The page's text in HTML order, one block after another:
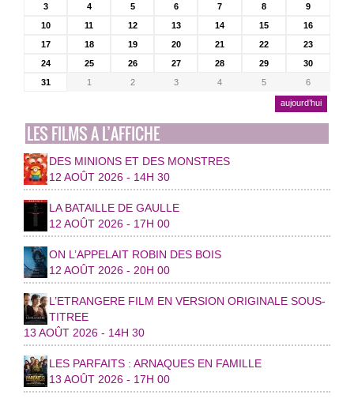
3
4 5 6 7 8
9
10
11 12 13 14 15
16
17
18 19 20 21 22
23
24
25 26 27 28 29
30
31
1 2 3 4 5 6
aujourd’hui
LES FILMS A L’AFFICHE
DES MINIONS ET DES MONSTRES
12 AOÛT 2026 - 14H 30
LA BATAILLE DE GAULLE
12 AOÛT 2026 - 17H 00
ON L’APPELAIT ROBIN DES BOIS
12 AOÛT 2026 - 20H 00
L’ETRANGERE FILM EN VERSION ORIGINALE SOUS-
TITREE
13 AOÛT 2026 - 14H 30
LES PARFAITS : ARNAQUES EN FAMILLE
13 AOÛT 2026 - 17H 00